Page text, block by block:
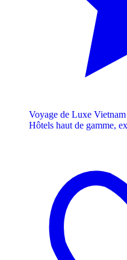
Voyage de Luxe Vietnam
Hôtels haut de gamme,